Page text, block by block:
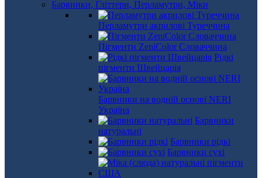
Барвники, Гліттери, Перламутри, Міки
Перламутри акрилові Туреччина
Пігменти ZeniColor Словаччина
Рідкі
пігменти Швейцарія
Барвники на водній основі NERI
Україна
Барвники
натуральні
Барвники рідкі
Барвники сухі